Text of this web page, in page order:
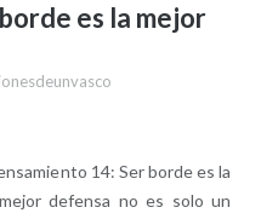
es la mejor
14: Ser borde es la
defensa no es solo un